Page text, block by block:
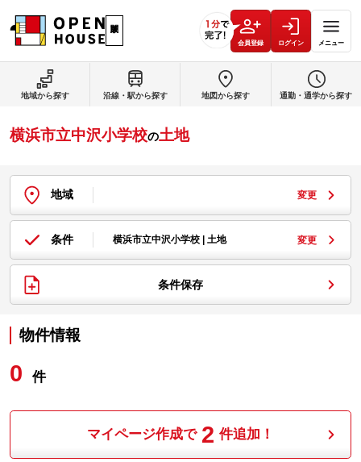
会員登録 ログイン メニュー
横浜市立中沢小学校の土地
地域 変更
条件 横浜市立中沢小学校 | 土地 変更
条件保存
物件情報
0 件
マイページ作成で 2 件追加！
地域から探す 沿線・駅から探す 地図から探す 通勤・通学から探す